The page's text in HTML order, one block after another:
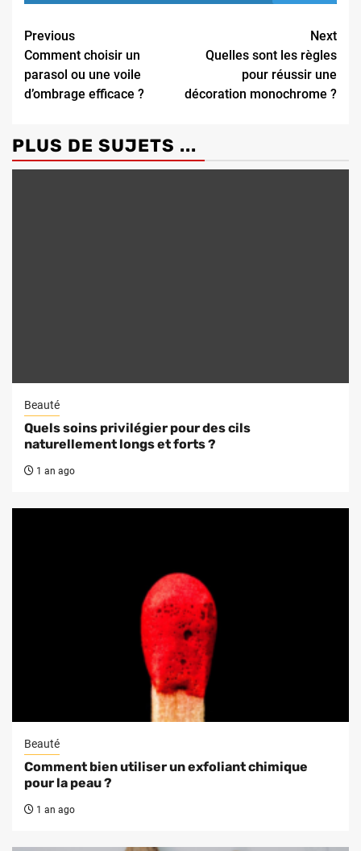
Continue
Reading
Previous
Comment choisir un
parasol ou une voile
d’ombrage efficace ?
Next
Quelles sont les règles
pour réussir une
décoration monochrome ?
PLUS DE SUJETS ...
Beauté
Quels soins privilégier pour des cils
naturellement longs et forts ?
1 an ago
Beauté
Comment bien utiliser un exfoliant chimique
pour la peau ?
1 an ago